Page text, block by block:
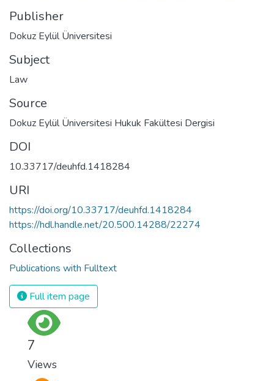
Publisher
Dokuz Eylül Üniversitesi
Subject
Law
Source
Dokuz Eylül Üniversitesi Hukuk Fakültesi Dergisi
DOI
10.33717/deuhfd.1418284
URI
https://doi.org/10.33717/deuhfd.1418284
https://hdl.handle.net/20.500.14288/22274
Collections
Publications with Fulltext
Full item page
7
Views